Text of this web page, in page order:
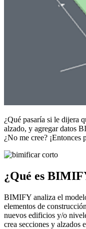
¿Qué pasaría si le dijera
alzado, y agregar datos
¿No me cree?
¿Qué es
BIMIFY analiza el
elementos de
nuevos edificios y/o
crea secciones y alzados